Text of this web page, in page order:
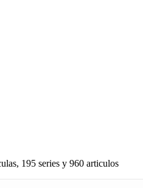
195 series y 960 articulos